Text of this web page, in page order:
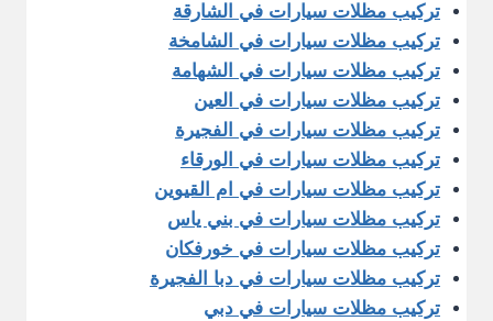
تركيب مظلات سيارات في الشارقة
تركيب مظلات سيارات في الشامخة
تركيب مظلات سيارات في الشهامة
تركيب مظلات سيارات في العين
تركيب مظلات سيارات في الفجيرة
تركيب مظلات سيارات في الورقاء
تركيب مظلات سيارات في ام القيوين
تركيب مظلات سيارات في بني ياس
تركيب مظلات سيارات في خورفكان
تركيب مظلات سيارات في دبا الفجيرة
تركيب مظلات سيارات في دبي